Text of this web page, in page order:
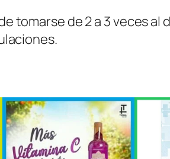
tomarse de 2 a 3 veces